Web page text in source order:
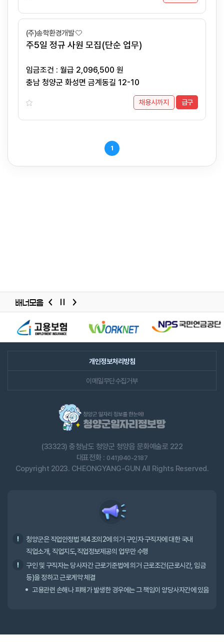
(주)송학환경개발
주5일 정규 사원 모집(단순 업무)
임금조건 : 월급 2,096,500 원
충남 청양군 화성면 금계동길 12-10
채용시까지 급구
1
슬라이드
배너모음
개인정보처리방침
이메일무단수집거부
(33323) 충청남도 청양군 청양읍 문화예술로 222
대표전화 : 041)940-2187
Copyright 2023. CHEONGYANG-GUN All Rights Reserved.
청양군은 직업안정법 제4조의2에 의거 구인자·구직자에 대한 국내
직업소개, 직업지도,직업정보제공의 업무만 수행
구인 및 구직자는 당사자간 근로기준법에 의거 근로조건(근로시간, 임금
등)을 정하고 근로계약 체결
고용관련 손해나 피해가 발생한 경우에는 그 책임이 양당사자간에 있음